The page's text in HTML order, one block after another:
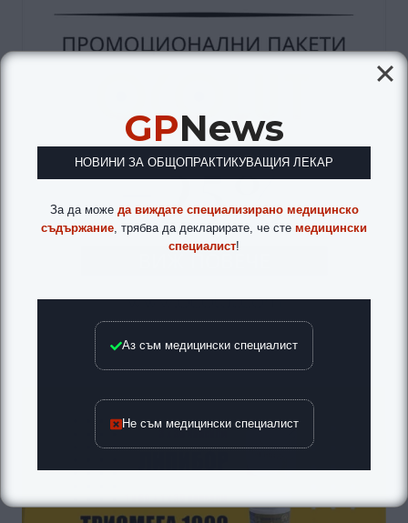
GPNews
НОВИНИ ЗА ОБЩОПРАКТИКУВАЩИЯ ЛЕКАР
За да може да виждате специализирано медицинско
съдържание , трябва да декларирате, че сте медицински
специалист!
Аз съм медицински специалист
Не съм медицински специалист